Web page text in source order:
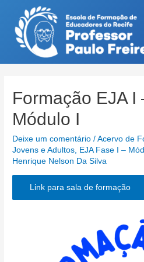
conteúdo
Formação EJA I
Módulo I
Deixe um comentário /Acervo de
Jovens e Adultos, EJA Fase I –
Henrique Nelson Da Silva
Link para sala de formação